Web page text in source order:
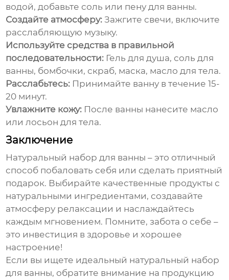
водой, добавьте соль или пену для ванны.
Создайте атмосферу: Зажгите свечи, включите
расслабляющую музыку.
Используйте средства в правильной
последовательности: Гель для душа, соль для
ванны, бомбочки, скраб, маска, масло для тела.
Расслабьтесь: Принимайте ванну в течение 15-
20 минут.
Увлажните кожу: После ванны нанесите масло
или лосьон для тела.
Заключение
Натуральный набор для ванны – это отличный
способ побаловать себя или сделать приятный
подарок. Выбирайте качественные продукты с
натуральными ингредиентами, создавайте
атмосферу релаксации и наслаждайтесь
каждым мгновением. Помните, забота о себе –
это инвестиция в здоровье и хорошее
настроение!
Если вы ищете идеальный натуральный набор
для ванны, обратите внимание на продукцию